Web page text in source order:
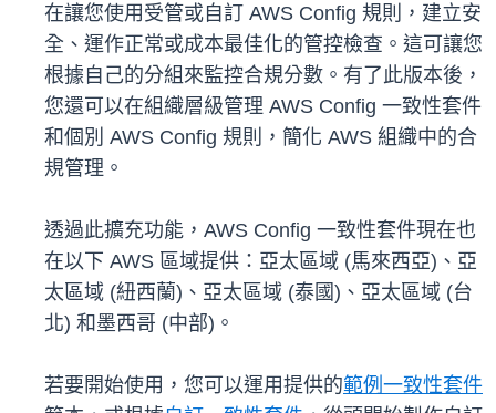
在讓您使用受管或自訂 AWS Config 規則，建立安
全、運作正常或成本最佳化的管控檢查。這可讓您
根據自己的分組來監控合規分數。有了此版本後，
您還可以在組織層級管理 AWS Config 一致性套件
和個別 AWS Config 規則，簡化 AWS 組織中的合
規管理。
透過此擴充功能，AWS Config 一致性套件現在也
在以下 AWS 區域提供：亞太區域 (馬來西亞)、亞
太區域 (紐西蘭)、亞太區域 (泰國)、亞太區域 (台
北) 和墨西哥 (中部)。
若要開始使用，您可以運用提供的範例一致性套件